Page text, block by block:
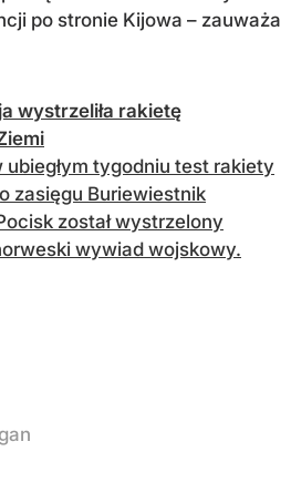
po stronie Kijowa – zauważa
wystrzeliła rakietę
ubiegłym tygodniu test rakiety
zasięgu Buriewiestnik
został wystrzelony
wywiad wojskowy.